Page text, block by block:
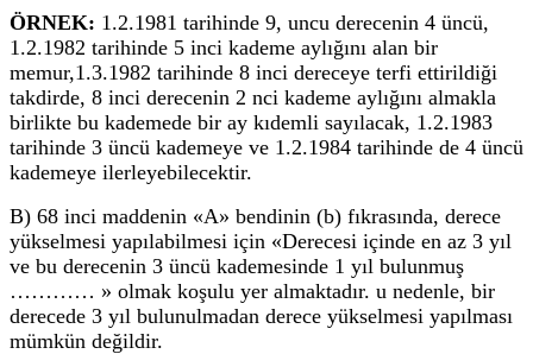
ÖRNEK: 1.2.1981 tarihinde 9, uncu derecenin 4 üncü,
1.2.1982 tarihinde 5 inci kademe aylığını alan bir
memur,1.3.1982 tarihinde 8 inci dereceye terfi ettirildiği
takdirde, 8 inci derecenin 2 nci kademe aylığını almakla
birlikte bu kademede bir ay kıdemli sayılacak, 1.2.1983
tarihinde 3 üncü kademeye ve 1.2.1984 tarihinde de 4 üncü
kademeye ilerleyebilecektir.
B) 68 inci maddenin «A» bendinin (b) fıkrasında, derece
yükselmesi yapılabilmesi için «Derecesi içinde en az 3 yıl
ve bu derecenin 3 üncü kademesinde 1 yıl bulunmuş
………… » olmak koşulu yer almaktadır. u nedenle, bir
derecede 3 yıl bulunulmadan derece yükselmesi yapılması
mümkün değildir.